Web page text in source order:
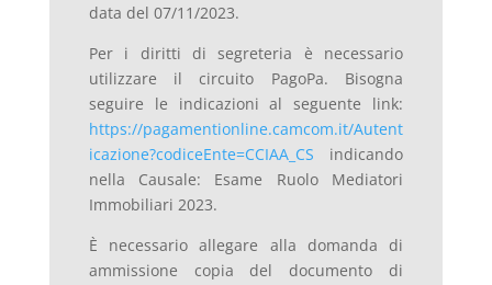
data del 07/11/2023.
Per i diritti di segreteria è necessario
utilizzare il circuito PagoPa. Bisogna
seguire le indicazioni al seguente link:
https://pagamentionline.camcom.it/Autent
icazione?codiceEnte=CCIAA_CS indicando
nella Causale: Esame Ruolo Mediatori
Immobiliari 2023.
È necessario allegare alla domanda di
ammissione copia del documento di